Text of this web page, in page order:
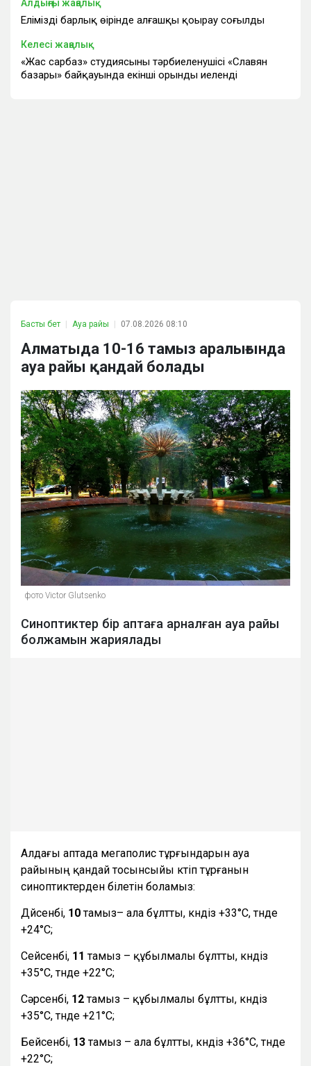
Алдыңғы жаңалық
Еліміздің барлық өңірінде алғашқы қоңырау соғылды
Келесі жаңалық
«Жас сарбаз» студиясының тәрбиеленушісі «Славян
базары» байқауында екінші орынды иеленді
Басты бет Ауа райы 07.08.2026 08:10
Алматыда 10-16 тамыз аралығында
ауа райы қандай болады
фото Victor Glutsenko
Синоптиктер бір аптаға арналған ауа райы
болжамын жариялады
Алдағы аптада мегаполис тұрғындарын ауа
райының қандай тосынсыйы күтіп тұрғанын
синоптиктерден білетін боламыз:
Дүйсенбі, 10тамыз– ала бұлтты, күндіз +33°С, түнде
+24°С;
Сейсенбі, 11тамыз – құбылмалы бұлтты, күндіз
+35°С, түнде +22°С;
Сәрсенбі, 12тамыз – құбылмалы бұлтты, күндіз
+35°С, түнде +21°С;
Бейсенбі, 13тамыз – ала бұлтты, күндіз +36°С, түнде
+22°С;